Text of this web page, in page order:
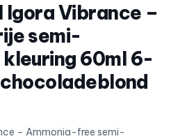
Igora Vibrance –
semi-
60ml 6-
– Ammonia-free semi-